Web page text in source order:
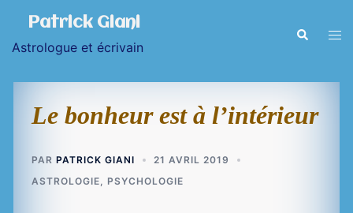
contenu
Patrick Giani
Astrologue et écrivain
Le bonheur est à l’intérieur
PAR PATRICK GIANI
21 AVRIL 2019
ASTROLOGIE
PSYCHOLOGIE